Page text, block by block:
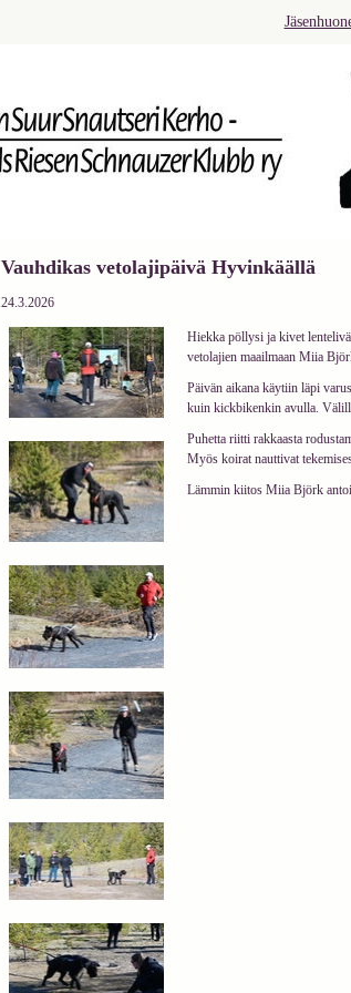
Vauhdikas vetolajipäivä Hyvinkäällä
24.3.2026
Hiekka pöllysi ja kivet
vetolajien maailmaan Miia
Päivän aikana käytiin läpi
kuin kickbikenkin avulla.
Puhetta riitti rakkaasta
Myös koirat nauttivat
Lämmin kiitos Miia Björk